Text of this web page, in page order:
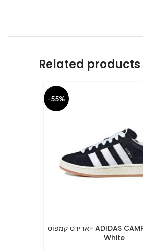
Related products
-55%
SELECT OPTIONS
אדידס קמפוס- ADIDAS CAMPUSE Black,
White